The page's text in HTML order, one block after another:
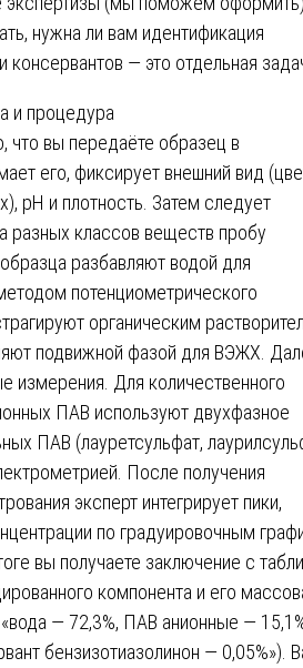
нужна ли вам идентификация
консервантов — это отдельная
и процедура
что вы передаёте образец в
его, фиксирует внешний вид
pH и плотность. Затем следует
разных классов веществ пробу
разбавляют водой для
потенциометрического
органическим
подвижной фазой для ВЭЖХ.
измерения. Для количественного
ПАВ используют двухфазное
ПАВ (лауретсульфат,
После получения
эксперт интегрирует пики,
по градуировочным
вы получаете заключение с
компонента и его
— 72,3%, ПАВ анионные —
бензизотиазолинон — 0,05%»).